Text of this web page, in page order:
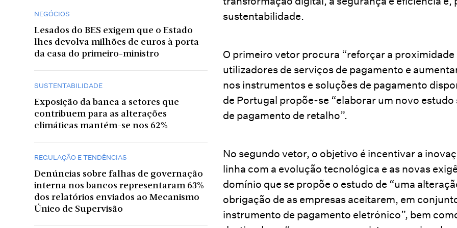
NEGÓCIOS
Lesados do BES exigem que o Estado
lhes devolva milhões de euros à porta
da casa do primeiro-ministro
SUSTENTABILIDADE
Exposição da banca a setores que
contribuem para as alterações
climáticas mantém-se nos 62%
REGULAÇÃO E TENDÊNCIAS
Denúncias sobre falhas de governação
interna nos bancos representaram 63%
dos relatórios enviados ao Mecanismo
Único de Supervisão
sustentabilidade.
O primeiro vetor procura “reforçar a
utilizadores de serviços de pagamento e
nos instrumentos e soluções de pagamento
de Portugal propõe-se “elaborar um novo
de pagamento de retalho”.
No segundo vetor, o objetivo é incentivar a
linha com a evolução tecnológica e as novas
domínio que se propõe o estudo de “uma
obrigação de as empresas aceitarem, em
instrumento de pagamento eletrónico”, bem